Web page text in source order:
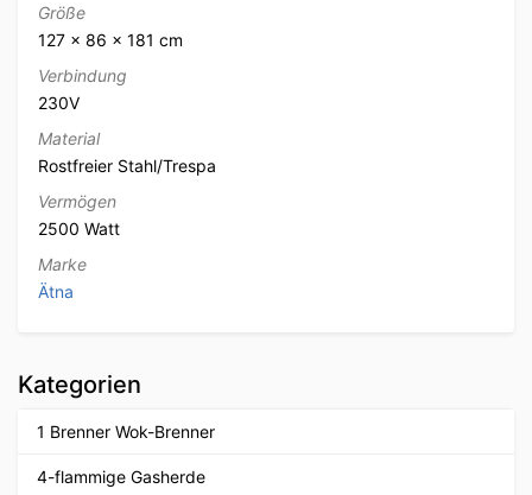
Größe
127 × 86 × 181 cm
Verbindung
230V
Material
Rostfreier Stahl/Trespa
Vermögen
2500 Watt
Marke
Ätna
Kategorien
1 Brenner Wok-Brenner
4-flammige Gasherde